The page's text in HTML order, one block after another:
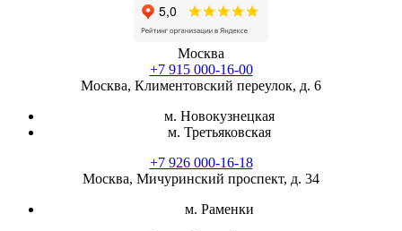
Москва
+7 915 000-16-00
Москва, Климентовский переулок, д. 6
м. Новокузнецкая
м. Третьяковская
+7 926 000-16-18
Москва, Мичуринский проспект, д. 34
м. Раменки